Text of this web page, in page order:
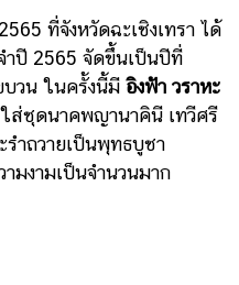
ที่จังหวัดฉะเชิงเทรา ได้
ำปี 2565 จัดขึ้นเป็นปีที่
วน ในครั้งนี้มี อิงฟ้า วราหะ
ส่ชุดนาคพญานาคินี เทวีศรี
ำถวายเป็นพุทธบูชา
มงามเป็นจำนวนมาก